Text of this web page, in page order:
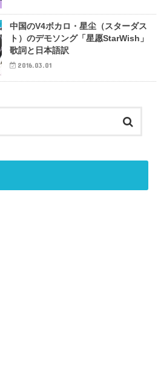
中国のV4ボカロ・星尘（スターダス
ト）のデモソング「星愿StarWish」
歌詞と日本語訳
2016.03.01